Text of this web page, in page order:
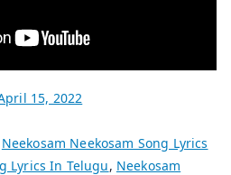
15, 2022
Neekosam Neekosam Song Lyrics
Lyrics In Telugu, Neekosam